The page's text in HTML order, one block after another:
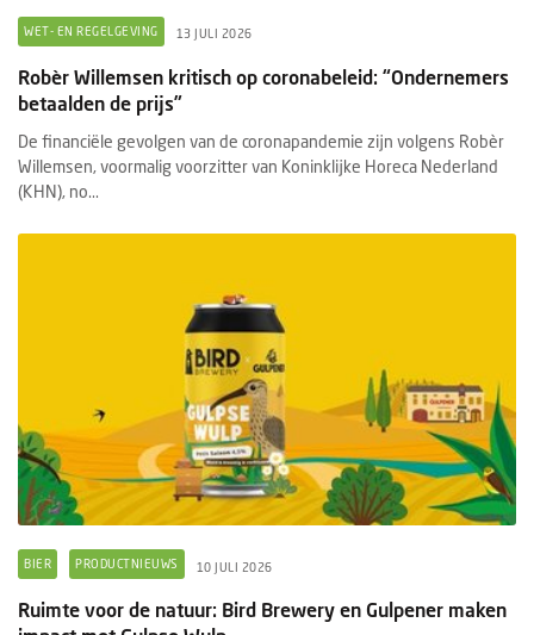
WET- EN REGELGEVING 13 JULI 2026
Robèr Willemsen kritisch op coronabeleid: “Ondernemers
betaalden de prijs”
De financiële gevolgen van de coronapandemie zijn volgens Robèr
Willemsen, voormalig voorzitter van Koninklijke Horeca Nederland
(KHN), no...
BIER PRODUCTNIEUWS 10 JULI 2026
Ruimte voor de natuur: Bird Brewery en Gulpener maken